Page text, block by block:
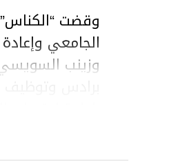
وقضت
الجامعي
بإعادة
لقب البطولة